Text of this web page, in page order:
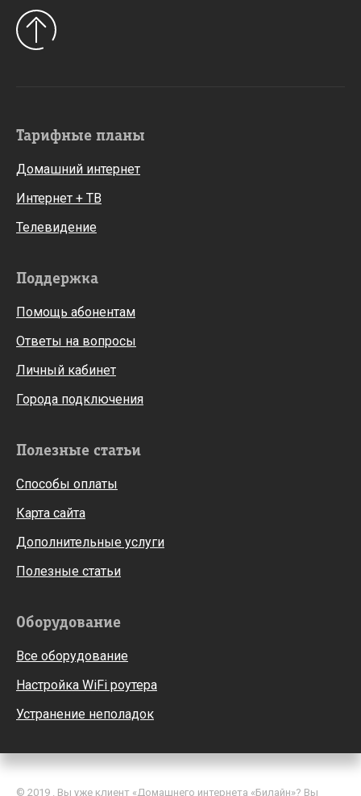
Тарифные планы
Домашний интернет
Интернет + ТВ
Телевидение
Поддержка
Помощь абонентам
Ответы на вопросы
Личный кабинет
Города подключения
Полезные статьи
Способы оплаты
Карта сайта
Дополнительные услуги
Полезные статьи
Оборудование
Все оборудование
Настройка WiFi роутера
Устранение неполадок
© 2019 . Вы уже клиент «Домашнего интернета «Билайн»? Вы